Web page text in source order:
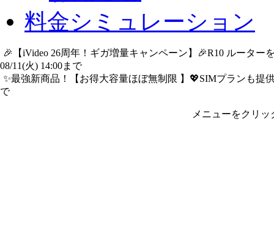
料金シミュレーション
🎉【iVideo 26周年！ギガ増量キャンペーン】🎉R10 ルータ
08/11(火) 14:00まで
✨️最強新商品！【お得大容量ほぼ無制限 】💖SIMプランも提
で
メニューをクリ